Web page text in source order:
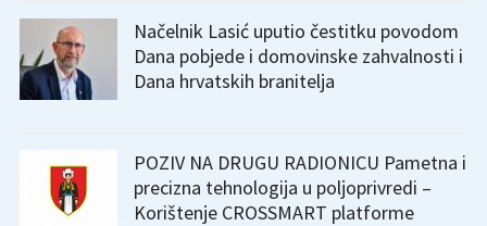
Načelnik Lasić uputio čestitku povodom
Dana pobjede i domovinske zahvalnosti i
Dana hrvatskih branitelja
POZIV NA DRUGU RADIONICU Pametna i
precizna tehnologija u poljoprivredi –
Korištenje CROSSMART platforme